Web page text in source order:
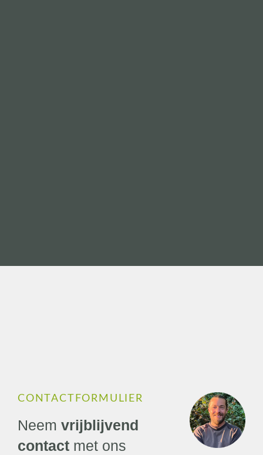
CONTACTFORMULIER
Neem vrijblijvend
contact met ons